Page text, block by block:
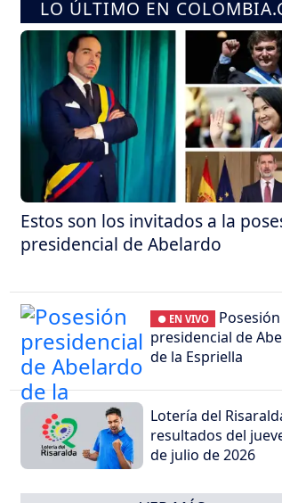
LO ÚLTIMO EN
Estos son los invitados a la
presidencial de Abelardo
● EN VIVO
Posesión
presidencial de
de la Espriella
Lotería del
resultados del
de julio de 2026